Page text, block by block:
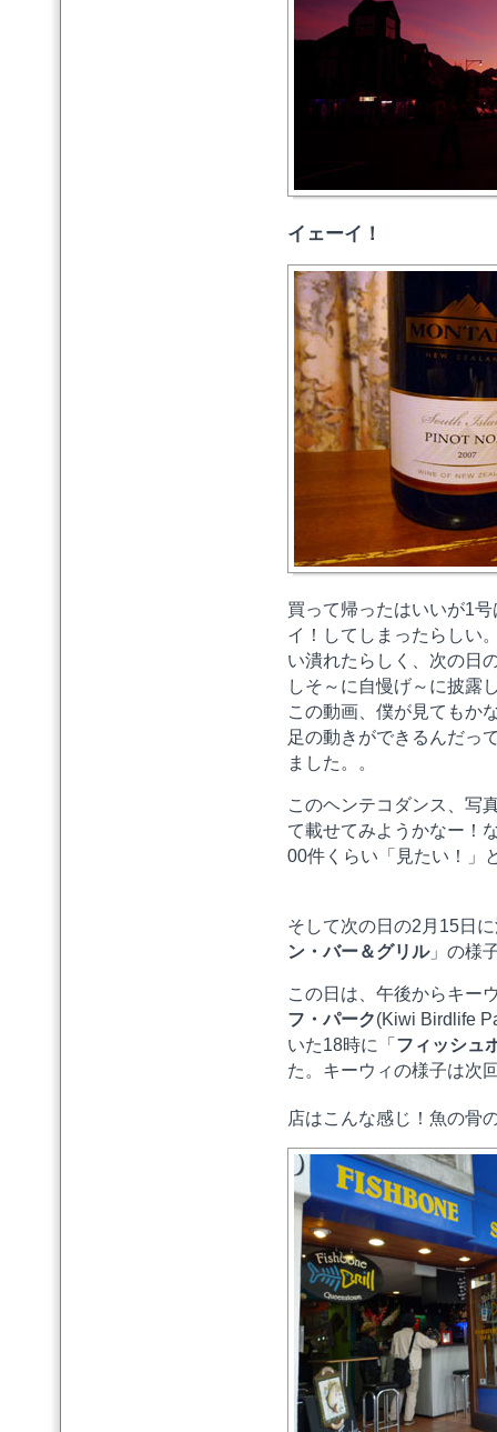
イェーイ！
買って帰ったはいいが1
イ！してしまったらしい
い潰れたらしく、次の日
しそ～に自慢げ～に披露
この動画、僕が見てもか
足の動きができるんだっ
ました。。
このヘンテコダンス、写
て載せてみようかなー！
00件くらい「見たい！」
そして次の日の2月15日
ン・バー＆グリル」の様
この日は、午後からキー
フ・パーク(Kiwi Birdlife
いた18時に「 フィッシュ
た。キーウィの様子は次
店はこんな感じ！魚の骨